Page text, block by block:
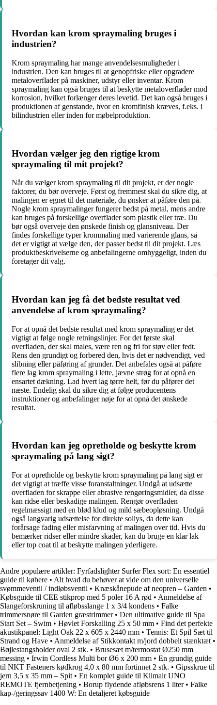
Hvordan kan krom spraymaling bruges i
industrien?
Krom spraymaling har mange anvendelsesmuligheder i
industrien. Den kan bruges til at genopfriske eller opgradere
metaloverflader på maskiner, udstyr eller inventar. Krom
spraymaling kan også bruges til at beskytte metaloverflader mod
korrosion, hvilket forlænger deres levetid. Det kan også bruges i
produktionen af genstande, hvor en kromfinish kræves, f.eks. i
bilindustrien eller inden for møbelproduktion.
Hvordan vælger jeg den rigtige krom
spraymaling til mit projekt?
Når du vælger krom spraymaling til dit projekt, er der nogle
faktorer, du bør overveje. Først og fremmest skal du sikre dig, at
malingen er egnet til det materiale, du ønsker at påføre den på.
Nogle krom spraymalinger fungerer bedst på metal, mens andre
kan bruges på forskellige overflader som plastik eller træ. Du
bør også overveje den ønskede finish og glansniveau. Der
findes forskellige typer krommaling med varierende glans, så
det er vigtigt at vælge den, der passer bedst til dit projekt. Læs
produktbeskrivelserne og anbefalingerne omhyggeligt, inden du
foretager dit valg.
Hvordan kan jeg få det bedste resultat ved
anvendelse af krom spraymaling?
For at opnå det bedste resultat med krom spraymaling er det
vigtigt at følge nogle retningslinjer. For det første skal
overfladen, der skal males, være ren og fri for støv eller fedt.
Rens den grundigt og forbered den, hvis det er nødvendigt, ved
slibning eller påføring af grunder. Det anbefales også at påføre
flere lag krom spraymaling i lette, jævne strøg for at opnå en
ensartet dækning. Lad hvert lag tørre helt, før du påfører det
næste. Endelig skal du sikre dig at følge producentens
instruktioner og anbefalinger nøje for at opnå det ønskede
resultat.
Hvordan kan jeg opretholde og beskytte krom
spraymaling på lang sigt?
For at opretholde og beskytte krom spraymaling på lang sigt er
det vigtigt at træffe visse foranstaltninger. Undgå at udsætte
overfladen for skrappe eller abrasive rengøringsmidler, da disse
kan ridse eller beskadige malingen. Rengør overfladen
regelmæssigt med en blød klud og mild sæbeopløsning. Undgå
også langvarig udsættelse for direkte sollys, da dette kan
forårsage fading eller misfarvning af malingen over tid. Hvis du
bemærker ridser eller mindre skader, kan du bruge en klar lak
eller top coat til at beskytte malingen yderligere.
Andre populære artikler: Fyrfadslighter Surfer Flex sort: En essentiel
guide til købere • Alt hvad du behøver at vide om den universelle
svømmeventil / indløbsventil • Knæskånepude af neopren – Garden •
Købsguide til CEE stikprop med 5 poler 16 A rød • Anmeldelse af
Slangeforskruning til afløbsslange 1 x 3/4 kondens • Falke
trimmersnøre til Garden græstrimmer• Den ultimative guide til Spa
Start Set – Swim • Høvlet Forskalling 25 x 50 mm • Find det perfekte
akustikpanel: Light Oak 22 x 605 x 2440 mm • Tennis: Et Spil Sæt til
Strand og Have • Anmeldelse af Stikkontakt m/jord dobbelt stænktæt •
Bøjlestangsholder oval 2 stk. • Brusesæt m/termostat Ø250 mm
messing • Irwin Cordless Multi bor Ø6 x 200 mm • En grundig guide
til NKT Fasteners kødkrog 4,0 x 80 mm fortinnet 2 stk. • Gipsskrue til
jern 3,5 x 35 mm – Spit • En komplet guide til Klimair UNO
REMOTE fjernbetjening • Borup flydende afløbsrens 1 liter• Falke
kap-/geringssav 1400 W: En detaljeret købsguide